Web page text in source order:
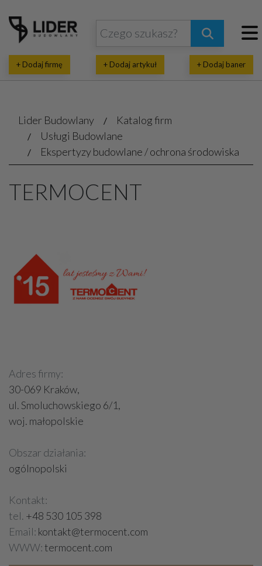
+ Dodaj firmę + Dodaj artykuł + Dodaj baner
Lider Budowlany
Katalog firm
Usługi Budowlane
Ekspertyzy budowlane / ochrona środowiska
TERMOCENT
Adres firmy:
30-069 Kraków,
ul. Smoluchowskiego 6/1,
woj. małopolskie
Obszar działania:
ogólnopolski
Kontakt:
tel. +48 530 105 398
Email: kontakt@termocent.com
WWW:termocent.com